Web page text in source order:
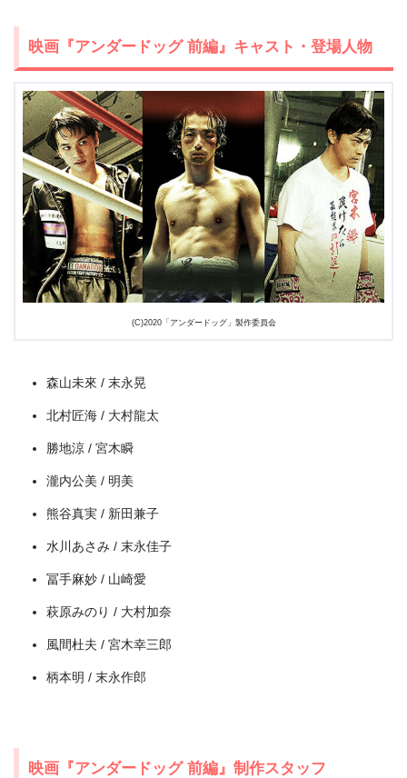
＼＼31日間無料!!お試し解約もOK／／
今すぐ無料でU-NEXTで見る
映画『アンダードッグ 前編』キャスト・登場人物
(C)2020「アンダードッグ」製作委員会
森山未來 / 末永晃
北村匠海 / 大村龍太
勝地涼 / 宮木瞬
瀧内公美 / 明美
熊谷真実 / 新田兼子
水川あさみ / 末永佳子
冨手麻妙 / 山崎愛
萩原みのり / 大村加奈
風間杜夫 / 宮木幸三郎
柄本明 / 末永作郎
映画『アンダードッグ 前編』制作スタッフ